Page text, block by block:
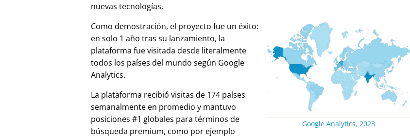
nuevas tecnologías.
Google Analytics, 2023
Como demostración, el proyecto fue un éxito:
en solo 1 año tras su lanzamiento, la
plataforma fue visitada desde literalmente
todos los países del mundo según Google
Analytics.
La plataforma recibió visitas de 174 países
semanalmente en promedio y mantuvo
posiciones #1 globales para términos de
búsqueda premium, como por ejemplo